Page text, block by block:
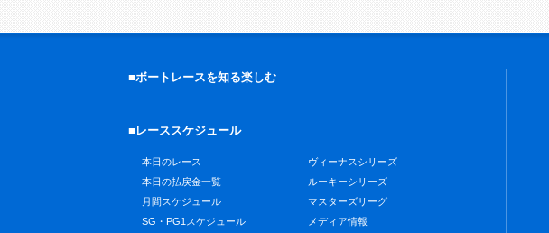
■ボートレースを知る楽しむ
■レーススケジュール
本日のレース
本日の払戻金一覧
月間スケジュール
SG・PG1スケジュール
ヴィーナスシリーズ
ルーキーシリーズ
マスターズリーグ
メディア情報